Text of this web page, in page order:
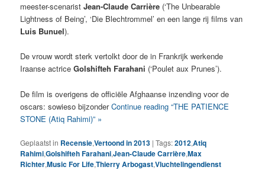
meester-scenaristJean-Claude Carrière (‘The Unbearable
Lightness of Being’, ‘Die Blechtrommel’ en een lange rij films van
Luis Bunuel).
De vrouw wordt sterk vertolkt door de in Frankrijk werkende
Iraanse actriceGolshifteh Farahani (‘Poulet aux Prunes’).
De film is overigens de officiële Afghaanse inzending voor de
oscars: sowieso bijzonderContinue reading “THE PATIENCE
STONE (Atiq Rahimi)” »
Geplaatst in Recensie,Vertoond in 2013 |Tags:2012,Atiq
Rahimi,Golshifteh Farahani,Jean-Claude Carrière,Max
Richter,Music For Life,Thierry Arbogast,Vluchtelingendienst